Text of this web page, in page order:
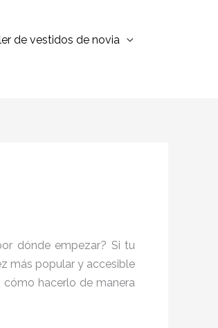
de vestidos de novia
dónde empezar? Si tu
más popular y accesible
, cómo hacerlo de manera